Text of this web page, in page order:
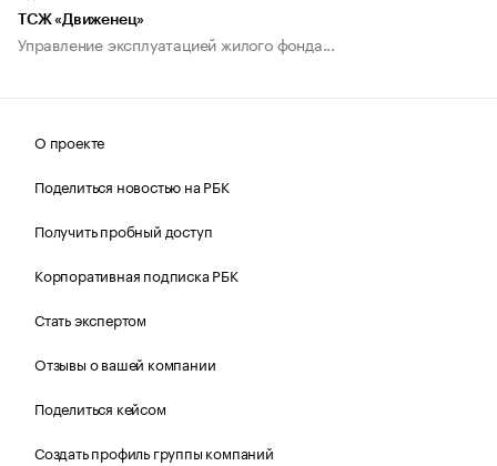
ТСЖ «Движенец»
Управление эксплуатацией жилого фонда...
О проекте
Поделиться новостью на РБК
Получить пробный доступ
Корпоративная подписка РБК
Стать экспертом
Отзывы о вашей компании
Поделиться кейсом
Создать профиль группы компаний